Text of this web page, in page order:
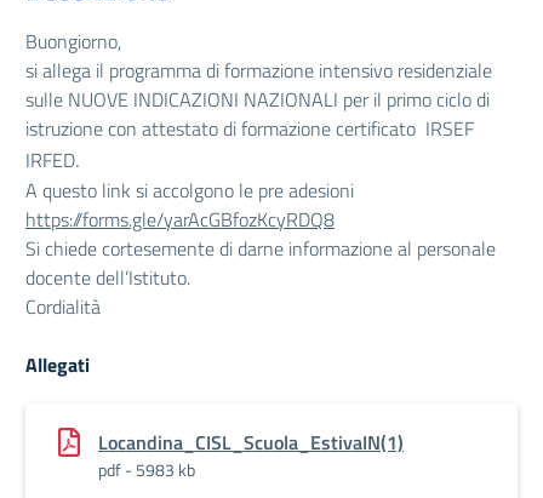
Buongiorno,
si allega il programma di formazione intensivo residenziale
sulle NUOVE INDICAZIONI NAZIONALI per il primo ciclo di
istruzione con attestato di formazione certificato IRSEF
IRFED.
A questo link si accolgono le pre adesioni
https://forms.gle/yarAcGBfozKcyRDQ8
Si chiede cortesemente di darne informazione al personale
docente dell’Istituto.
Cordialità
Allegati
Locandina_CISL_Scuola_EstivaIN(1)
pdf - 5983 kb